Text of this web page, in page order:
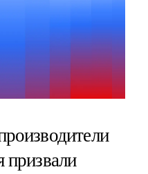
призвали